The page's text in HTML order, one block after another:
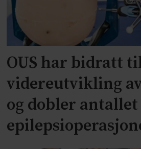
OUS har bidratt
videreutvikling
og dobler antallet